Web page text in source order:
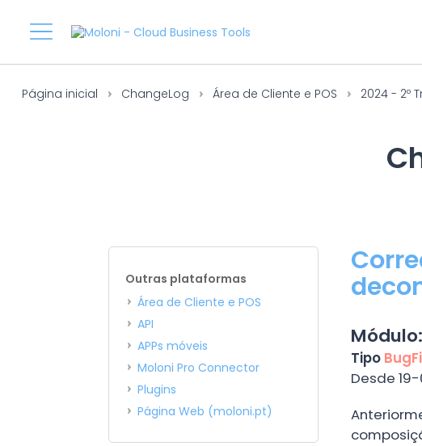
Página inicial ChangeLog Área de Cliente e POS 2024 - 2º
Outras plataformas
Área de Cliente e POS
API
APPs móveis
Moloni Pro Connector
Plugins
Página Web (moloni.pt)
Tipo
Desde